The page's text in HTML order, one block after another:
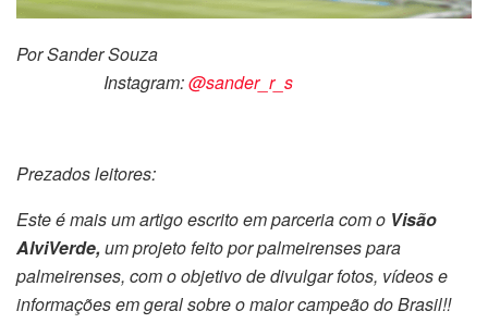
Por Sander Souza
Instagram:@sander_r_s
Prezados leitores:
Este é mais um artigo escrito em parceria com o Visão
AlviVerde, um projeto feito por palmeirenses para
palmeirenses, com o objetivo de divulgar fotos, vídeos e
informações em geral sobre o maior campeão do Brasil!!